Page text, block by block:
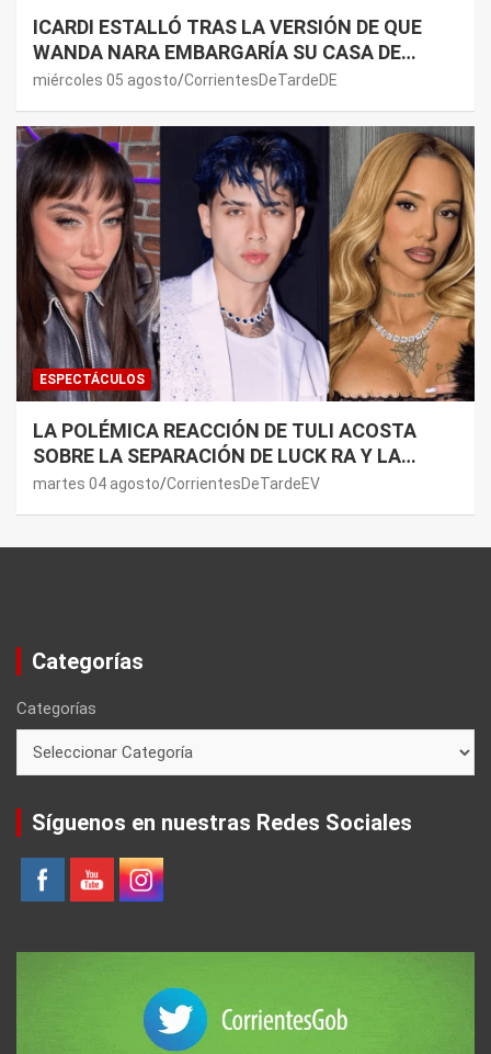
ICARDI ESTALLÓ TRAS LA VERSIÓN DE QUE
WANDA NARA EMBARGARÍA SU CASA DE
NORDELTA: “NECESITAN RASCAR DE ALGÚN
miércoles 05 agosto CorrientesDeTardeDE
ESPECTÁCULOS
LA POLÉMICA REACCIÓN DE TULI ACOSTA
SOBRE LA SEPARACIÓN DE LUCK RA Y LA
JOAQUI: “¿MI VERDAD?”
martes 04 agosto CorrientesDeTardeEV
Categorías
Categorías
Síguenos en nuestras Redes Sociales